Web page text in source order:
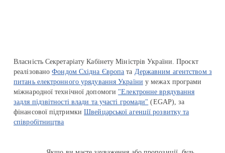
Власність Секретаріату Кабінету Міністрів України. Проєкт
реалізованоФондом Східна Європа та Державним агентством з
питань електронного урядування України у межах програми
міжнародної технічної допомоги "Електронне врядування
задля підзвітності влади та участі громади" (EGAP), за
фінансової підтримкиШвейцарської агенції розвитку та
співробітництва